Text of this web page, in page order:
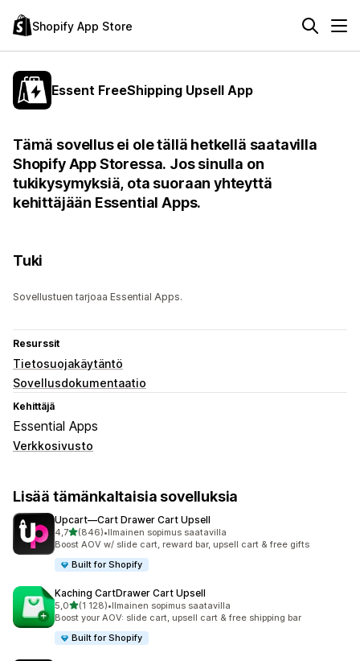
Shopify App Store
Essent FreeShipping Upsell App
Tämä sovellus ei ole tällä hetkellä saatavilla
Shopify App Storessa. Jos sinulla on
tukikysymyksiä, ota suoraan yhteyttä
kehittäjään Essential Apps.
Tuki
Sovellustuen tarjoaa Essential Apps.
Resurssit
Tietosuojakäytäntö
Sovellusdokumentaatio
Kehittäjä
Essential Apps
Verkkosivusto
Lisää tämänkaltaisia sovelluksia
Upcart—Cart Drawer Cart Upsell
4,7/ 5 tähteä
(846)
846 arvostelua yhteensä
•Ilmainen sopimus saatavilla
Boost AOV w/ slide cart, reward bar, upsell cart & free gifts
Built for Shopify
Kaching CartDrawer Cart Upsell
5,0/ 5 tähteä
(1 128)
1128 arvostelua yhteensä
•Ilmainen sopimus saatavilla
Boost your AOV: slide cart, upsell cart & free shipping bar
Built for Shopify